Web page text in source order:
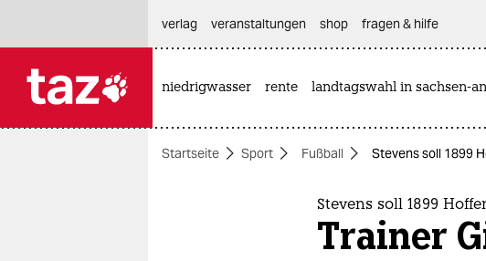
themen
verlag
veranstaltungen shop fragen & hilfe
niedrigwasser rente landtagswahl in sachsen-
Startseite Sport Fußball Stevens soll 1899
Stevens soll 1899
Trainer